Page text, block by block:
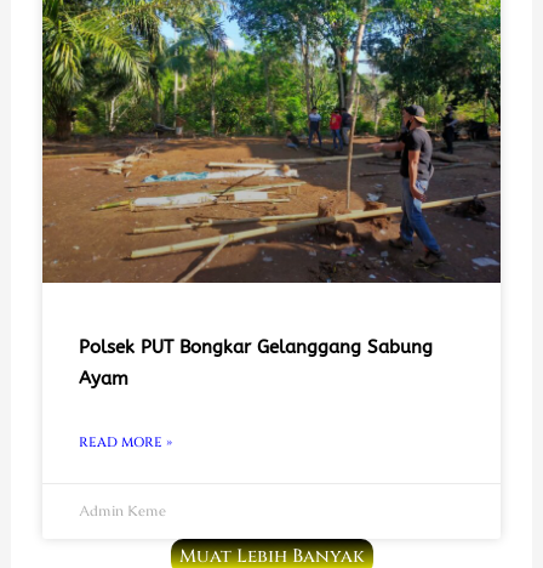
Polsek PUT Bongkar Gelanggang Sabung
Ayam
READ MORE »
Admin Keme
Muat Lebih Banyak